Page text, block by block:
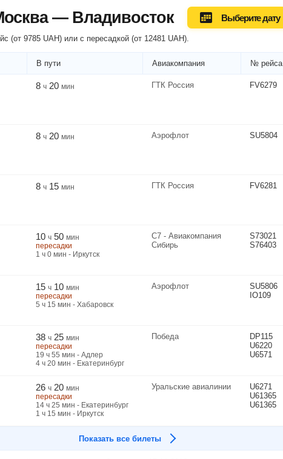
— Владивосток Выберите дату
(от 9785 UAH) или с пересадкой (от 12481 UAH).
В пути Авиакомпания № рейса
8 ч 20 мин ГТК Россия FV6279
8 ч 20 мин Аэрофлот SU5804
8 ч 15 мин ГТК Россия FV6281
10 ч 50 мин
пересадки
1 ч 0 мин - Иркутск
С7 - Авиакомпания
Сибирь
S73021
S76403
15 ч 10 мин
пересадки
5 ч 15 мин - Хабаровск
Аэрофлот
SU5806
IO109
38 ч 25 мин
пересадки
19 ч 55 мин - Адлер
4 ч 20 мин - Екатеринбург
Победа
DP115
U6220
U6571
26 ч 20 мин
пересадки
14 ч 25 мин - Екатеринбург
1 ч 15 мин - Иркутск
Уральские авиалинии
U6271
U61365
U61365
Показать все билеты